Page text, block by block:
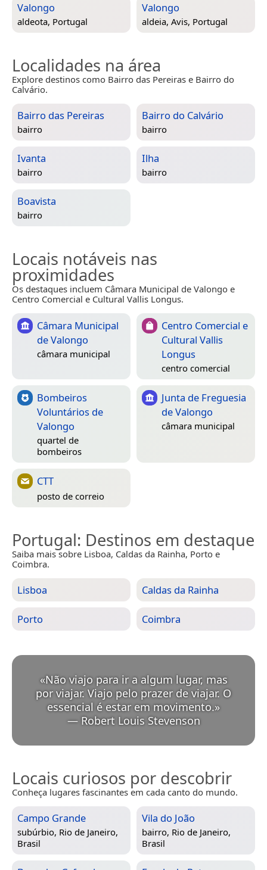
Valongo
aldeota, Portugal
Valongo
aldeia, Avis, Portugal
Localidades na área
Explore destinos como Bairro das Pereiras e Bairro do
Calvário.
Bairro das Pereiras
bairro
Bairro do Calvário
bairro
Ivanta
bairro
Ilha
bairro
Boavista
bairro
Locais notáveis nas
proximidades
Os destaques incluem Câmara Municipal de Valongo e
Centro Comercial e Cultural Vallis Longus.
Câmara Municipal
de Valongo
câmara municipal
Centro Comercial e
Cultural Vallis
Longus
centro comercial
Bombeiros
Voluntários de
Valongo
quartel de
bombeiros
Junta de Freguesia
de Valongo
câmara municipal
CTT
posto de correio
Portugal: Destinos em destaque
Saiba mais sobre Lisboa, Caldas da Rainha, Porto e
Coimbra.
Lisboa Caldas da Rainha
Porto Coimbra
«Não viajo para ir a algum lugar, mas
por viajar. Viajo pelo prazer de viajar. O
essencial é estar em movimento.
— Robert Louis Stevenson
Locais curiosos por descobrir
Conheça lugares fascinantes em cada canto do mundo.
Campo Grande
subúrbio, Rio de Janeiro,
Brasil
Vila do João
bairro, Rio de Janeiro,
Brasil